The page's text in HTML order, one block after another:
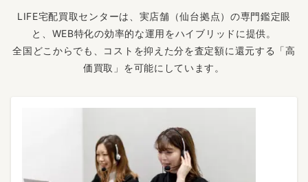
LIFE宅配買取センターは、実店舗（仙台拠点）の専門鑑定眼
と、WEB特化の効率的な運用をハイブリッドに提供。
全国どこからでも、コストを抑えた分を査定額に還元する「高
価買取」を可能にしています。